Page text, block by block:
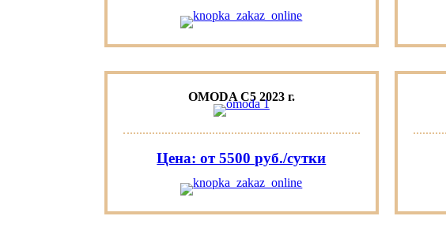
OMODA C5 2023 г.
Цена: от 5500 руб./сутки